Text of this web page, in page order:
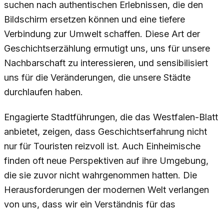
suchen nach authentischen Erlebnissen, die den
Bildschirm ersetzen können und eine tiefere
Verbindung zur Umwelt schaffen. Diese Art der
Geschichtserzählung ermutigt uns, uns für unsere
Nachbarschaft zu interessieren, und sensibilisiert
uns für die Veränderungen, die unsere Städte
durchlaufen haben.
Engagierte Stadtführungen, die das Westfalen-Blatt
anbietet, zeigen, dass Geschichtserfahrung nicht
nur für Touristen reizvoll ist. Auch Einheimische
finden oft neue Perspektiven auf ihre Umgebung,
die sie zuvor nicht wahrgenommen hatten. Die
Herausforderungen der modernen Welt verlangen
von uns, dass wir ein Verständnis für das